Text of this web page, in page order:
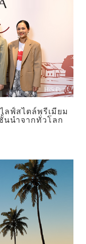
ลฟ์สไตล์พรีเมียม
นนำจากทั่วโลก